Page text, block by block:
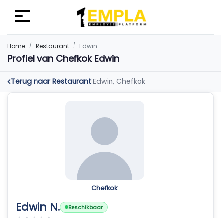
Home Restaurant Edwin
Profiel van Chefkok Edwin
Terug naar Restaurant|Edwin, Chefkok
Chefkok
Edwin N.
Beschikbaar